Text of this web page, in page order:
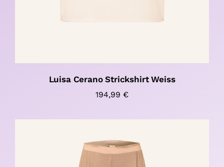
Luisa Cerano Strickshirt Weiss
194,99 €